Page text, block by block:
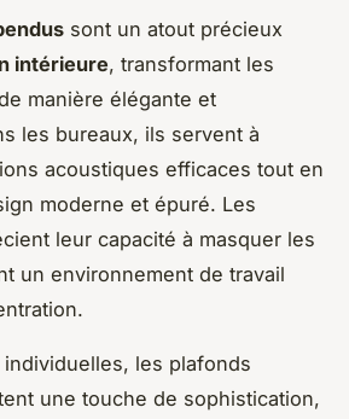
sont un atout précieux
intérieure, transformant les
manière élégante et
les bureaux, ils servent à
acoustiques efficaces tout en
moderne et épuré. Les
leur capacité à masquer les
un environnement de travail
les plafonds
une touche de sophistication,